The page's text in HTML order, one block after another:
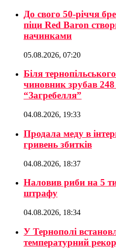
До свого 50-річчя
піци Red Baron
начинками
05.08.2026, 07:20
Біля
чиновник зрубав
“Загребелля”
04.08.2026, 19:33
Продала меду в
гривень збитків
04.08.2026, 18:37
Наловив риби на 5
штрафу
04.08.2026, 18:34
У Тернополі
температурний